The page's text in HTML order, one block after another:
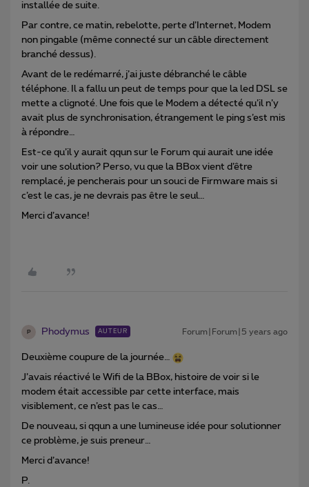
installée de suite.
Par contre, ce matin, rebelotte, perte d’Internet, Modem
non pingable (même connecté sur un câble directement
branché dessus).
Avant de le redémarré, j’ai juste débranché le câble
téléphone. Il a fallu un peut de temps pour que la led DSL se
mette a clignoté. Une fois que le Modem a détecté qu’il n’y
avait plus de synchronisation, étrangement le ping s’est mis
à répondre…
Est-ce qu’il y aurait qqun sur le Forum qui aurait une idée
voir une solution? Perso, vu que la BBox vient d’être
remplacé, je pencherais pour un souci de Firmware mais si
c’est le cas, je ne devrais pas être le seul…
Merci d’avance!
P Phodymus AUTEUR Forum|Forum|5 years ago
Deuxième coupure de la journée…
J’avais réactivé le Wifi de la BBox, histoire de voir si le
modem était accessible par cette interface, mais
visiblement, ce n’est pas le cas…
De nouveau, si qqun a une lumineuse idée pour solutionner
ce problème, je suis preneur…
Merci d’avance!
P.